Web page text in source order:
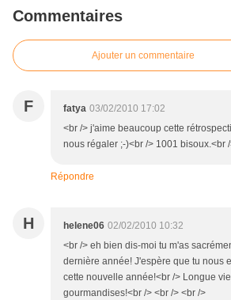
Commentaires
Ajouter un commentaire
F fatya 03/02/2010 17:02
<br /> j'aime beaucoup cette
nous régaler ;-)<br /> 1001 bisoux.<br
Répondre
H helene06 02/02/2010 10:32
<br /> eh bien dis-moi tu m'as
dernière année! J'espère que tu nous
cette nouvelle année!<br /> Longue
gourmandises!<br /> <br /> <br />